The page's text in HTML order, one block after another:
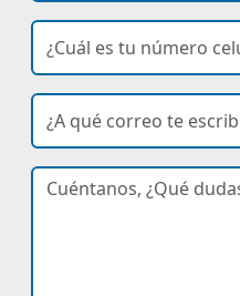
Ingresa tu nombre
celular
Ingresa tu número de celular
correo
Ingresa tu correo electrónico
curso de interés
dudas